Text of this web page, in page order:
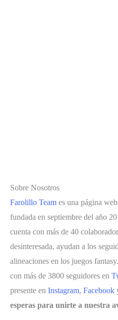
Sobre Nosotros
Farolillo Team es una página
fundada en septiembre del año
cuenta con más de 40
desinteresada, ayudan a los
alineaciones en los juegos
con más de 3800 seguidores en
presente en Instagram, Facebook
esperas para unirte a nuestra